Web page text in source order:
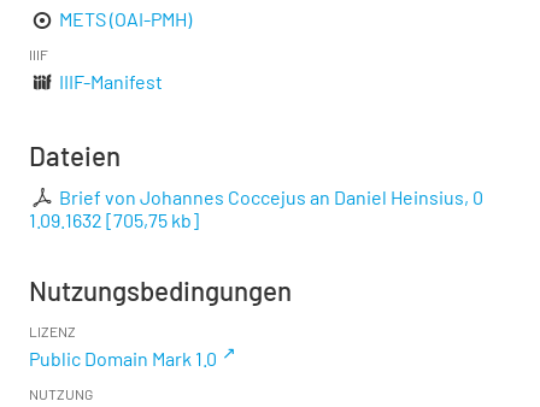
METS (OAI-PMH)
IIIF
IIIF-Manifest
Dateien
Brief von Johannes Coccejus an Daniel Heinsius, 0
1.09.1632 [705,75 kb]
Nutzungsbedingungen
LIZENZ
Public Domain Mark 1.0
NUTZUNG